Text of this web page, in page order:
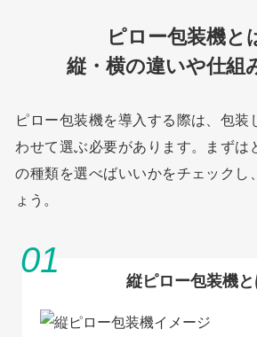
ピロー包装機と
縦・横の違いや仕組
ピロー包装機を導入する際は、包装
わせて選ぶ必要があります。まずは
の種類を選べばいいかをチェックし
ょう。
縦ピロー包装機